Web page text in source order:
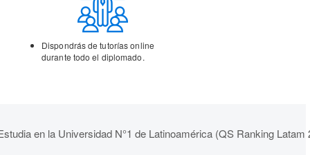
Dispondrás de tutoríasonline
durante todo el diplomado.
en la Universidad N°1 de Latinoamérica (QS Ranking Latam